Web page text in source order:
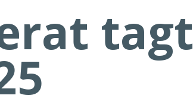
tagt